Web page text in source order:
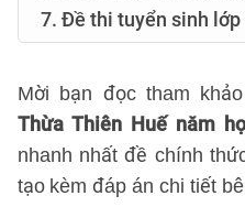
7. Đề thi tuyển sinh
Mời bạn đọc tham khảo
Thừa Thiên Huế năm
nhanh nhất đề chính
tạo kèm đáp án chi tiết